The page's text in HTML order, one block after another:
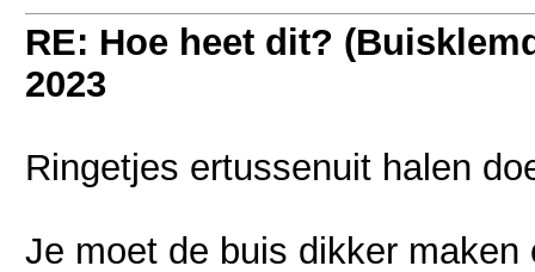
RE: Hoe heet dit?
2023
Ringetjes ertussenuit halen
Je moet de buis dikker maken